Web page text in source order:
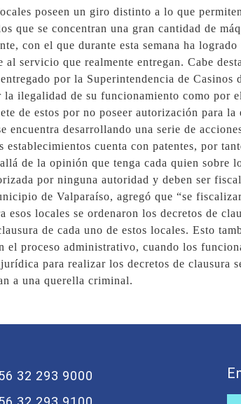
poseen un giro distinto a lo que
que se concentran una gran cantidad de
con el que durante esta semana ha
servicio que realmente entregan. Cabe
por la Superintendencia de
ilegalidad de su funcionamiento como por
de estos por no poseer autorización para
desarrollando una serie de
cuenta con patentes, por
de la opinión que tenga cada quien sobre
por ninguna autoridad y deben ser
de Valparaíso, agregó que “se
locales se ordenaron los decretos de
de cada uno de estos locales. Esto
el proceso administrativo, cuando los
para realizar los decretos de clausura
a una querella criminal.
32 293 9000